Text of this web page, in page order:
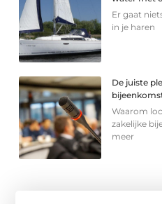
Er gaat
in je haren
De juiste
Waarom
zakelijke
meer